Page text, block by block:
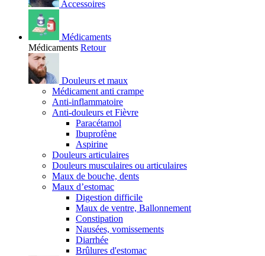
Accessoires
Médicaments
Médicaments Retour
Douleurs et maux
Médicament anti crampe
Anti-inflammatoire
Anti-douleurs et Fièvre
Paracétamol
Ibuprofène
Aspirine
Douleurs articulaires
Douleurs musculaires ou articulaires
Maux de bouche, dents
Maux d’estomac
Digestion difficile
Maux de ventre, Ballonnement
Constipation
Nausées, vomissements
Diarrhée
Brûlures d'estomac